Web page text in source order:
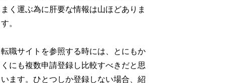
まく運ぶ為に肝要な情報は山ほどありま
す。
転職サイトを参照する時には、とにもか
くにも複数申請登録し比較すべきだと思
います。ひとつしか登録しない場合、紹